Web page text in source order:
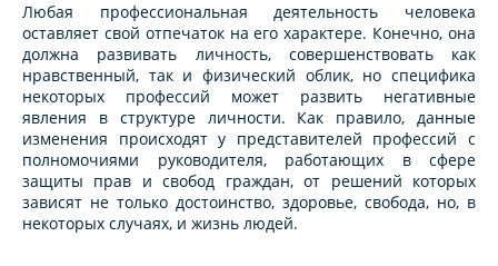
Любая профессиональная деятельность человека
оставляет свой отпечаток на его характере. Конечно, она
должна развивать личность, совершенствовать как
нравственный, так и физический облик, но специфика
некоторых профессий может развить негативные
явления в структуре личности. Как правило, данные
изменения происходят у представителей профессий с
полномочиями руководителя, работающих в сфере
защиты прав и свобод граждан, от решений которых
зависят не только достоинство, здоровье, свобода, но, в
некоторых случаях, и жизнь людей.